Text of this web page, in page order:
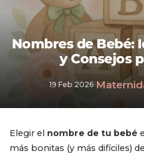
Nombres de Bebé:
y Consejos
19 Feb 2026·
Elegir el nombre de tu bebé
más bonitas (y más difíciles)